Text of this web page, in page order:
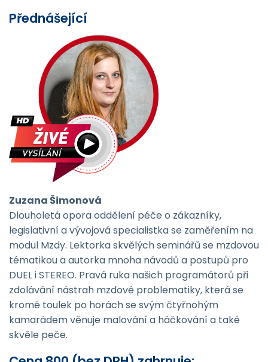
Přednášející
Zuzana Šimonová
Dlouholetá opora oddělení péče o zákazníky,
legislativní a vývojová specialistka se zaměřením na
modul Mzdy. Lektorka skvělých seminářů se mzdovou
tématikou a autorka mnoha návodů a postupů pro
DUEL i STEREO. Pravá ruka našich programátorů při
zdolávání nástrah mzdové problematiky, která se
kromě toulek po horách se svým čtyřnohým
kamarádem věnuje malování a háčkování a také
skvěle peče.